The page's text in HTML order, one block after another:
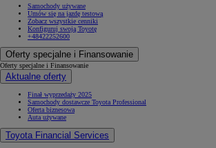
Samochody używane
Umów się na jazdę testową
Zobacz wszystkie cenniki
Konfiguruj swoją Toyotę
+48422252600
Oferty specjalne i Finansowanie
Oferty specjalne i Finansowanie
Aktualne oferty
Finał wyprzedaży 2025
Samochody dostawcze Toyota Professional
Oferta biznesowa
Auta używane
Toyota Financial Services